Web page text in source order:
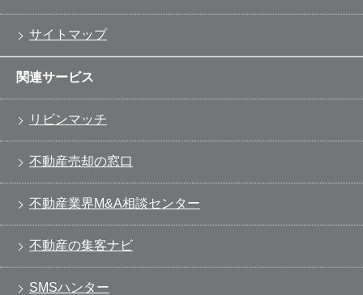
サイトマップ
関連サービス
リビンマッチ
不動産売却の窓口
不動産業界M&A相談センター
不動産の集客ナビ
SMSハンター